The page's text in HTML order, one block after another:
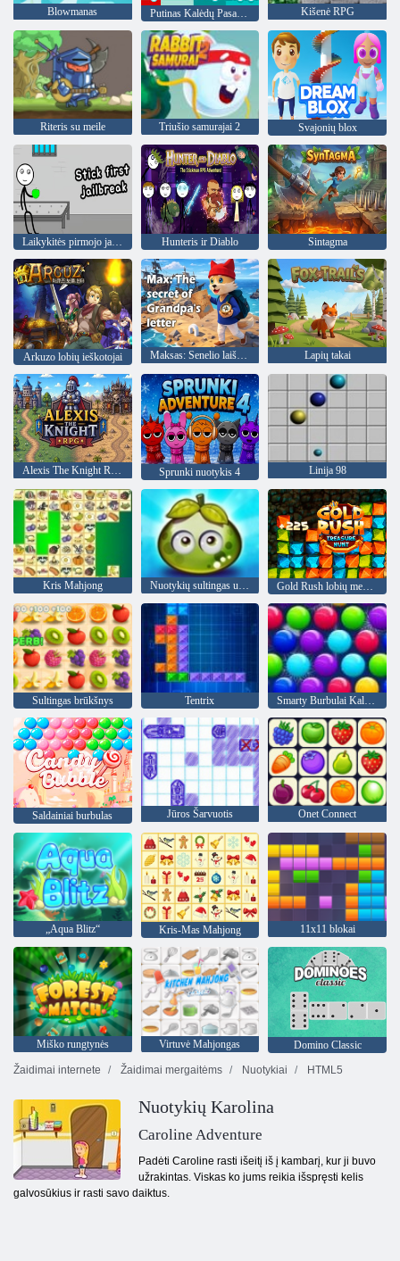
Blowmanas Putinas Kalėdų Pasaulio Kišenė RPG
Riteris su meile Triušio samurajai 2 Svajonių blox
Laikykitės pirmojo jailbreak Hunteris ir Diablo Sintagma
Arkuzo lobių ieškotojai Maksas: Senelio laiško paslaptis Lapių takai
Alexis The Knight RPG Sprunki nuotykis 4 Linija 98
Kris Mahjong Nuotykių sultingas uogas Gold Rush lobių medžioklė
Sultingas brūkšnys Tentrix Smarty Burbulai Kalėdos Edition"
Saldainiai burbulas Jūros Šarvuotis Onet Connect
„Aqua Blitz“ Kris-Mas Mahjong 11x11 blokai
Miško rungtynės Virtuvė Mahjongas
Domino Classic
Žaidimai internete
Žaidimai mergaitėms Nuotykiai HTML5
Nuotykių Karolina
Caroline Adventure
Padėti Caroline rasti išeitį iš į kambarį, kur ji buvo
užrakintas. Viskas ko jums reikia išspręsti kelis
galvosūkius ir rasti savo daiktus.